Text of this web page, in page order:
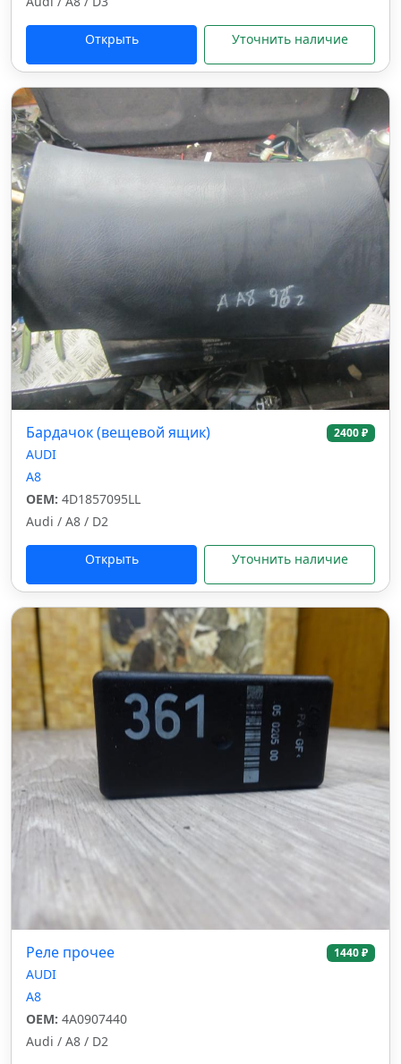
Открыть Уточнить наличие
Бардачок (вещевой ящик) 2400 ₽
AUDI
A8
OEM: 4D1857095LL
Audi / A8 / D2
Открыть Уточнить наличие
Реле прочее 1440 ₽
AUDI
A8
OEM: 4A0907440
Audi / A8 / D2